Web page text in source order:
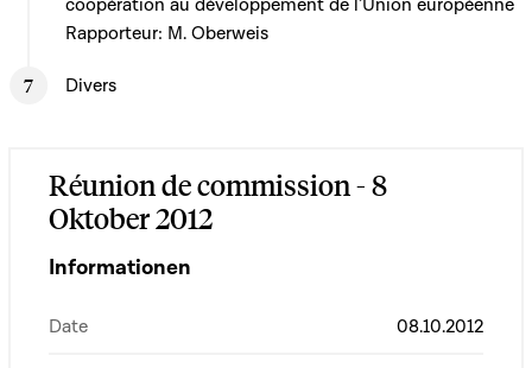
coopération au développement de l’Union européenne
Rapporteur: M. Oberweis
Divers
Réunion de commission - 8
Oktober 2012
Informationen
Date 08.10.2012